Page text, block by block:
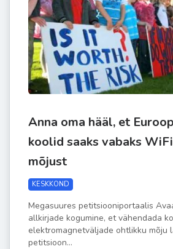
Anna oma hääl, et
koolid saaks vabaks
mõjust
KESKKOND
Megasuures petitsiooniportaalis
allkirjade kogumine, et vähendada
elektromagnetväljade ohtlikku mõju
petitsioon...